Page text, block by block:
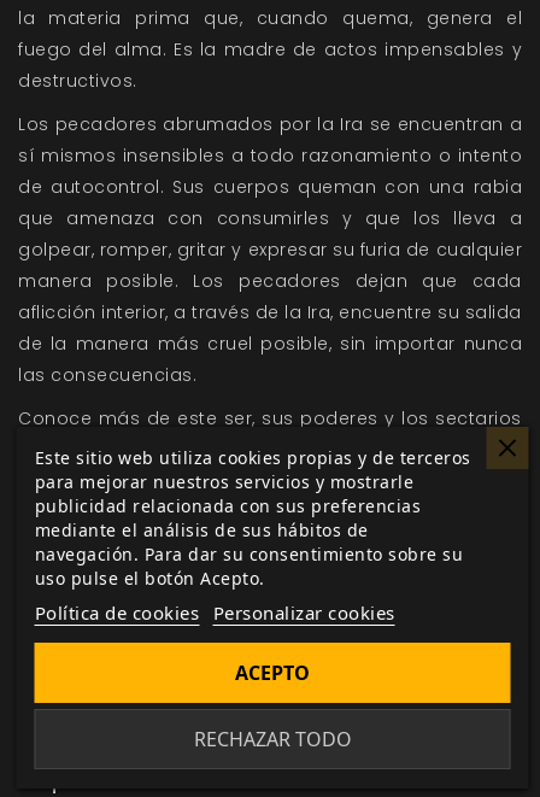
la materia prima que, cuando quema, genera el
fuego del alma. Es la madre de actos impensables y
destructivos.
Los pecadores abrumados por la Ira se encuentran a
sí mismos insensibles a todo razonamiento o intento
de autocontrol. Sus cuerpos queman con una rabia
que amenaza con consumirles y que los lleva a
golpear, romper, gritar y expresar su furia de cualquier
manera posible. Los pecadores dejan que cada
aflicción interior, a través de la Ira, encuentre su salida
de la manera más cruel posible, sin importar nunca
las consecuencias.
Conoce más de este ser, sus poderes y los sectarios
que le acompañan enSiete Pecados el compendio de
demonios, sectarios y reliquias, compatible con
sistemas SRD5 y OSR. Llena de demonios tus
mazmorras y partidas de fantasía.
Me gusta esto
Etiquetas:
Este sitio web utiliza cookies propias y de terceros
para mejorar nuestros servicios y mostrarle
publicidad relacionada con sus preferencias
mediante el análisis de sus hábitos de
navegación. Para dar su consentimiento sobre su
uso pulse el botón Acepto.
Política de cookies Personalizar cookies
RECHAZAR TODO
ACEPTO